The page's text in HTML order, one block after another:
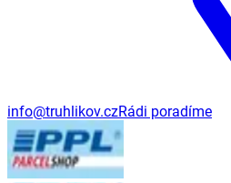
info@truhlikov.czRádi poradíme